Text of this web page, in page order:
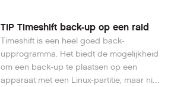
TIP Timeshift back-up op een raid
Timeshift is een heel goed back-
upprogramma. Het biedt de mogelijkheid
om een back-up te plaatsen op een
apparaat met een Linux-partitie, maar niet